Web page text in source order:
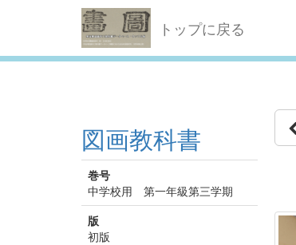
トップに戻る
図画教科書
巻号
中学校用 第一年級第三学期
版
初版